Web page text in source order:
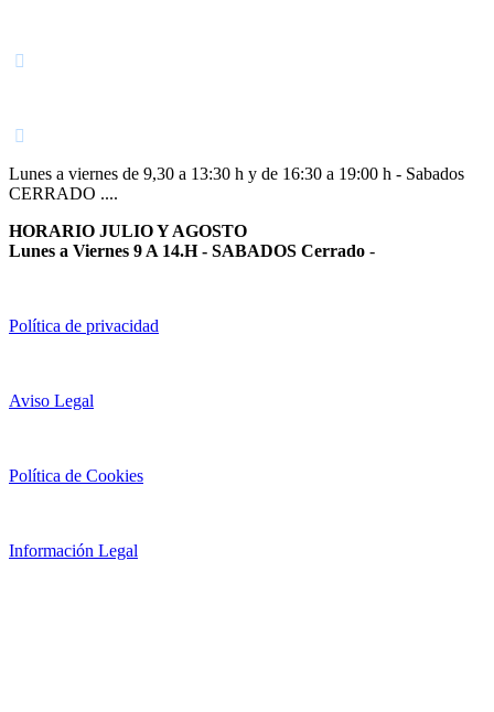
Lunes a viernes de 9,30 a 13:30 h y de 16:30 a 19:00 h - Sabados
CERRADO ....
HORARIO JULIO Y AGOSTO
Lunes a Viernes 9 A 14.H - SABADOS Cerrado -
Política de privacidad
Aviso Legal
Política de Cookies
Información Legal